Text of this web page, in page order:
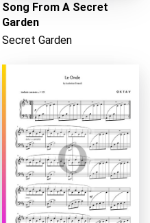
Song From A Secret
Garden
Secret Garden